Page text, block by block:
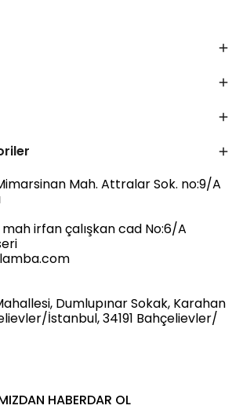
Mah. Attralar Sok. no:9/A
irfan çalışkan cad No:6/A
Dumlupınar Sokak, Karahan
İstanbul, 34191 Bahçelievler/
HABERDAR OL